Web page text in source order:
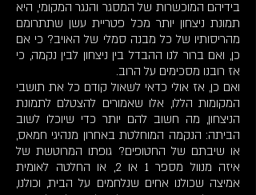
בידיהם המוכשרות של המסגר והנגר המקומי, היא
תמונת ניצחון יותר מכל פטריית עשן שתתרומם
מהריסותיו של כל מבנה סמלי של האויב? כי אם
כן, ואם ברור לנו ההבדל בין ניצחון לבין נקמה, כי
אז רובנו מסכימים על הרוב.
ואם כן, אז אולי כדאי לשאול קודם כל את תושבי
המקומות הללו, אלו שאמורים להצטלם לתמונת
הניצחון, מה חשוב להם יותר כדי שיוכלו לשוב
הביתה: הנקמה המוחלטת באחרון מנהיגי חמאס,
או שיבתם של החטופים? גופתו המרוטשת של
איזה מנוול מספר 1 או 2, או החלטה לאומית
אמיצה שכולנו אחים שנלחמים על הבית, וכולנו,